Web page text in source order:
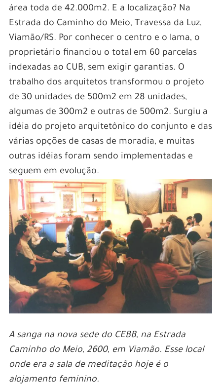
área toda de 42.000m2. E a localização? Na
Estrada do Caminho do Meio, Travessa da Luz,
Viamão/RS. Por conhecer o centro e o lama, o
proprietário financiou o total em 60 parcelas
indexadas ao CUB, sem exigir garantias. O
trabalho dos arquitetos transformou o projeto
de 30 unidades de 500m2 em 28 unidades,
algumas de 300m2 e outras de 500m2. Surgiu a
idéia do projeto arquitetônico do conjunto e das
várias opções de casas de moradia, e muitas
outras idéias foram sendo implementadas e
seguem em evolução.
A sanga na nova sede do CEBB, na Estrada
Caminho do Meio, 2600, em Viamão. Esse local
onde era a sala de meditação hoje é o
alojamento feminino.